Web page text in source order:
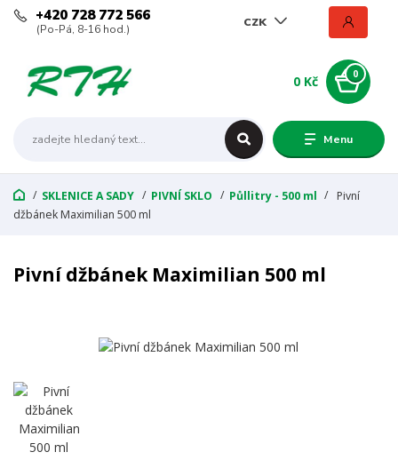
Menu
CZK
+420 728 772 566
(Po-Pá, 8-16 hod.)
0
0 Kč
SKLENICE A SADY PIVNÍ SKLO Půllitry - 500 ml
Pivní
džbánek Maximilian 500 ml
Pivní džbánek Maximilian 500 ml